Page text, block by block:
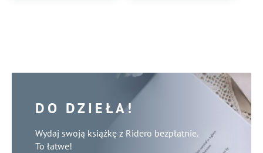
DO DZIEŁA!
Wydaj swoją książkę z Ridero bezpłatnie.
To łatwe!